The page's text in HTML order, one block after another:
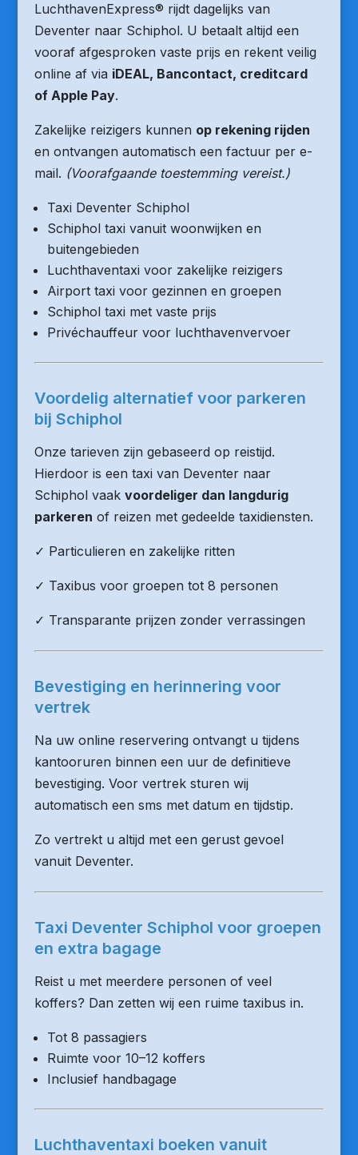
LuchthavenExpress® rijdt dagelijks van
Deventer naar Schiphol. U betaalt altijd een
vooraf afgesproken vaste prijs en rekent veilig
online af via iDEAL, Bancontact, creditcard
of Apple Pay.
Zakelijke reizigers kunnen op rekening rijden
en ontvangen automatisch een factuur per e-
mail. (Voorafgaande toestemming vereist.)
Taxi Deventer Schiphol
Schiphol taxi vanuit woonwijken en
buitengebieden
Luchthaventaxi voor zakelijke reizigers
Airport taxi voor gezinnen en groepen
Schiphol taxi met vaste prijs
Privéchauffeur voor luchthavenvervoer
Voordelig alternatief voor parkeren
bij Schiphol
Onze tarieven zijn gebaseerd op reistijd.
Hierdoor is een taxi van Deventer naar
Schiphol vaak voordeliger dan langdurig
parkeren of reizen met gedeelde taxidiensten.
✓ Particulieren en zakelijke ritten
✓ Taxibus voor groepen tot 8 personen
✓ Transparante prijzen zonder verrassingen
Bevestiging en herinnering voor
vertrek
Na uw online reservering ontvangt u tijdens
kantooruren binnen een uur de definitieve
bevestiging. Voor vertrek sturen wij
automatisch een sms met datum en tijdstip.
Zo vertrekt u altijd met een gerust gevoel
vanuit Deventer.
Taxi Deventer Schiphol voor groepen
en extra bagage
Reist u met meerdere personen of veel
koffers? Dan zetten wij een ruime taxibus in.
Tot 8 passagiers
Ruimte voor 10–12 koffers
Inclusief handbagage
Luchthaventaxi boeken vanuit